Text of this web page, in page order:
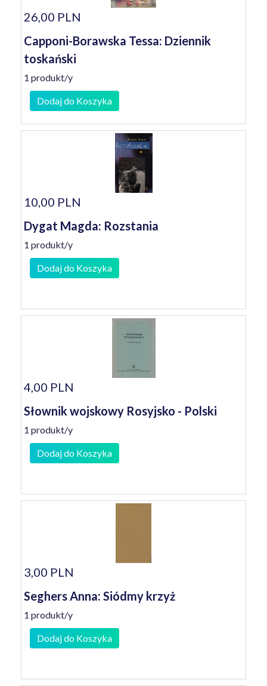
26,00 PLN
Capponi-Borawska Tessa: Dziennik
toskański
1 produkt/y
Dodaj do Koszyka
10,00 PLN
Dygat Magda: Rozstania
1 produkt/y
Dodaj do Koszyka
4,00 PLN
Słownik wojskowy Rosyjsko - Polski
1 produkt/y
Dodaj do Koszyka
3,00 PLN
Seghers Anna: Siódmy krzyż
1 produkt/y
Dodaj do Koszyka